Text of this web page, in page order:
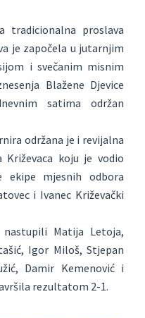
tradicionalna proslava
je započela u jutarnjim
i svečanim misnim
Blažene Djevice
satima održan
održana je i revijalna
Križevaca koju je vodio
ekipe mjesnih odbora
i Ivanec Križevački
nastupili Matija Letoja,
Igor Miloš, Stjepan
Damir Kemenović i
rezultatom 2-1.